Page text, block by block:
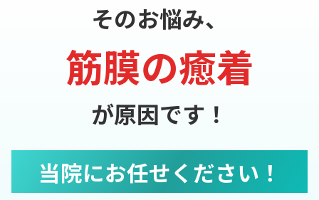
そのお悩み、
筋膜の癒着
が原因です！
当院にお任せください！